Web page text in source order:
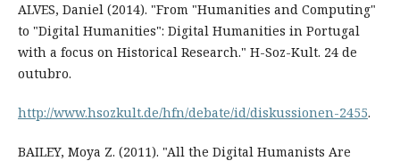
ALVES, Daniel (2014). "From "Humanities and Computing"
to "Digital Humanities": Digital Humanities in Portugal
with a focus on Historical Research." H-Soz-Kult. 24 de
outubro.
http://www.hsozkult.de/hfn/debate/id/diskussionen-2455.
BAILEY, Moya Z. (2011). "All the Digital Humanists Are